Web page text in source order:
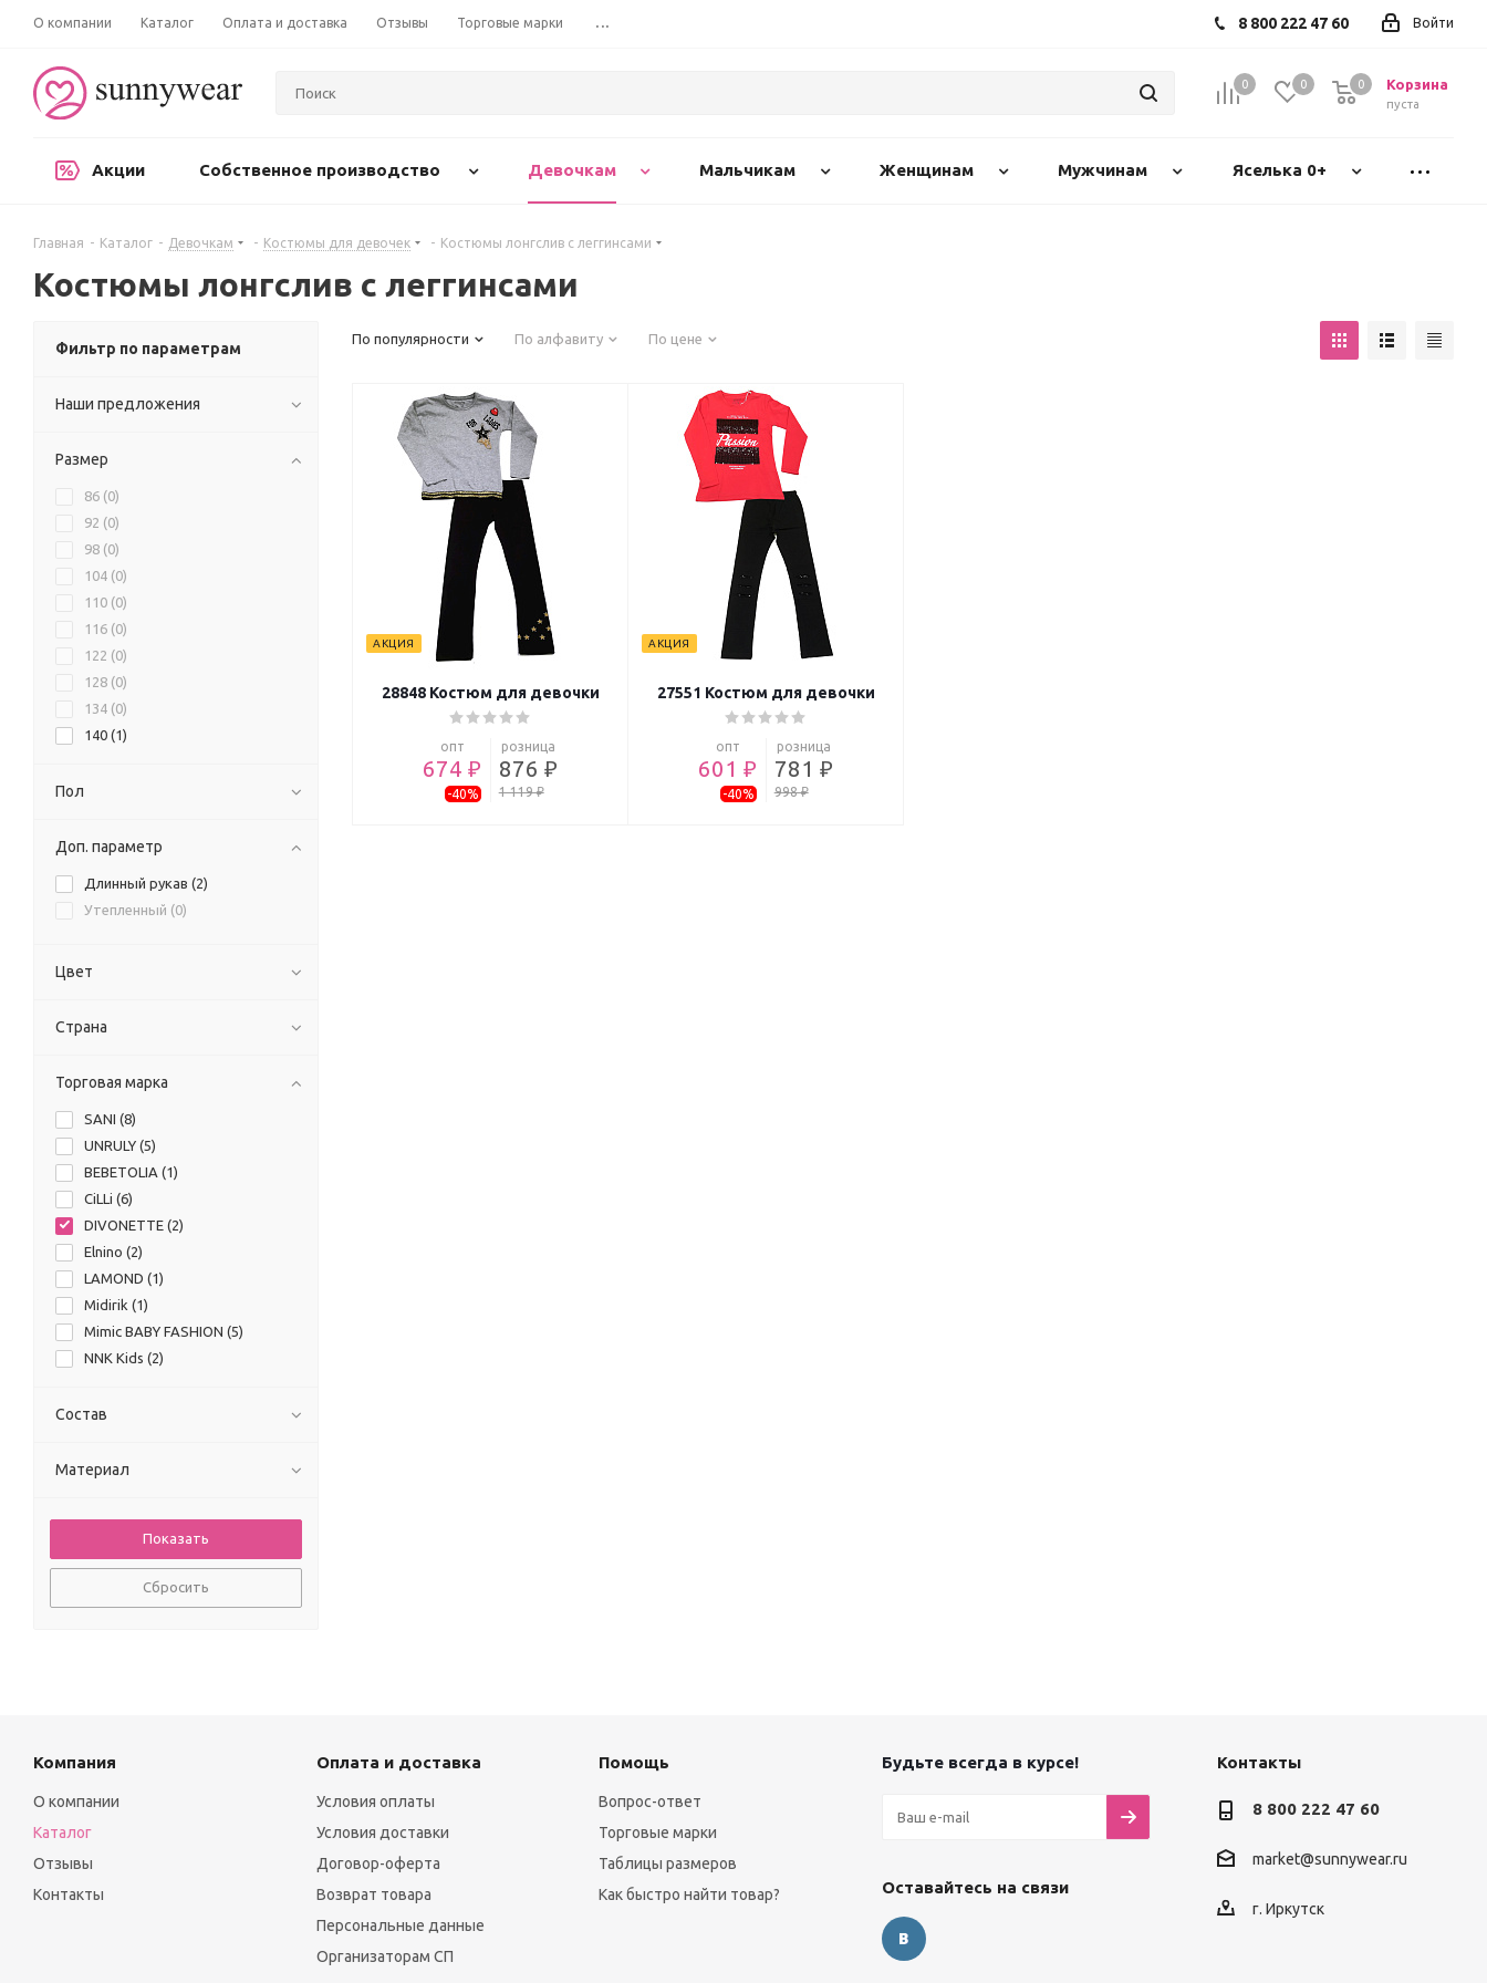
О компании Каталог Оплата и доставка Отзывы Торговые марки ... Войти
8 800 222 47 60
0 0 Корзина
пуста
0
Акции Собственное производство Девочкам Мальчикам Женщинам Мужчинам Яселька 0+
Главная - Каталог - Девочкам - Костюмы для девочек - Костюмы лонгслив с леггинсами
Костюмы лонгслив с леггинсами
По популярности По алфавиту По цене
АКЦИЯ
28848 Костюм для девочки
опт
674 ₽
-40%
розница
876 ₽
1 119 ₽
АКЦИЯ
27551 Костюм для девочки
опт
601 ₽
-40%
розница
781 ₽
998 ₽
Фильтр по параметрам
Наши предложения
Размер
86 (0)
92 (0)
98 (0)
104 (0)
110 (0)
116 (0)
122 (0)
128 (0)
134 (0)
140 (1)
Пол
Доп. параметр
Длинный рукав (2)
Утепленный (0)
Цвет
Страна
Торговая марка
SANI (8)
UNRULY (5)
BEBETOLIA (1)
CiLLi (6)
DIVONETTE (2)
Elnino (2)
LAMOND (1)
Midirik (1)
Mimic BABY FASHION (5)
NNK Kids (2)
Seker style (
Состав
Материал
Сбросить
Компания
О компании
Каталог
Отзывы
Контакты
Оплата и доставка
Условия оплаты
Условия доставки
Договор-оферта
Возврат товара
Персональные данные
Организаторам СП
Помощь
Вопрос-ответ
Торговые марки
Таблицы размеров
Как быстро найти товар?
Будьте всегда в курсе!
Оставайтесь на связи
Контакты
8 800 222 47 60
market@sunnywear.ru
г. Иркутск